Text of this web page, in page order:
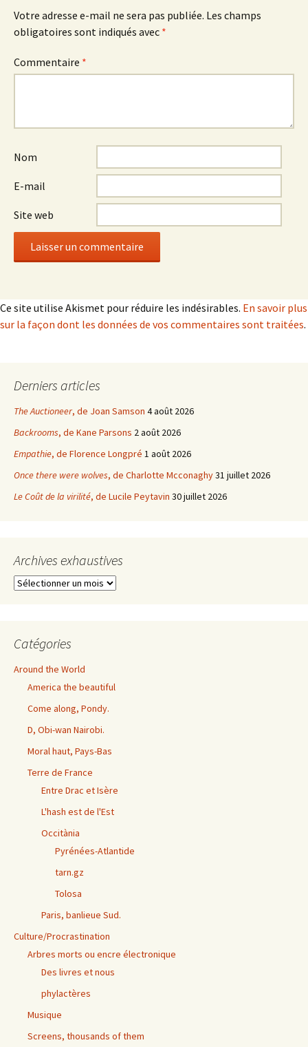
Votre adresse e-mail ne sera pas publiée. Les champs
obligatoires sont indiqués avec *
Commentaire *
Nom
E-mail
Site web
Ce site utilise Akismet pour réduire les indésirables. En savoir plus
sur la façon dont les données de vos commentaires sont traitées.
Derniers articles
The Auctioneer, de Joan Samson 4 août 2026
Backrooms, de Kane Parsons 2 août 2026
Empathie, de Florence Longpré 1 août 2026
Once there were wolves, de Charlotte Mcconaghy31 juillet 2026
Le Coût de la virilité, de Lucile Peytavin 30 juillet 2026
Archives exhaustives
Archives
Catégories
Around the World
America the beautiful
Come along, Pondy.
D, Obi-wan Nairobi.
Moral haut, Pays-Bas
Terre de France
Entre Drac et Isère
L'hash est de l'Est
Occitània
Pyrénées-Atlantide
tarn.gz
Tolosa
Paris, banlieue Sud.
Culture/Procrastination
Arbres morts ou encre électronique
Des livres et nous
phylactères
Musique
Screens, thousands of them